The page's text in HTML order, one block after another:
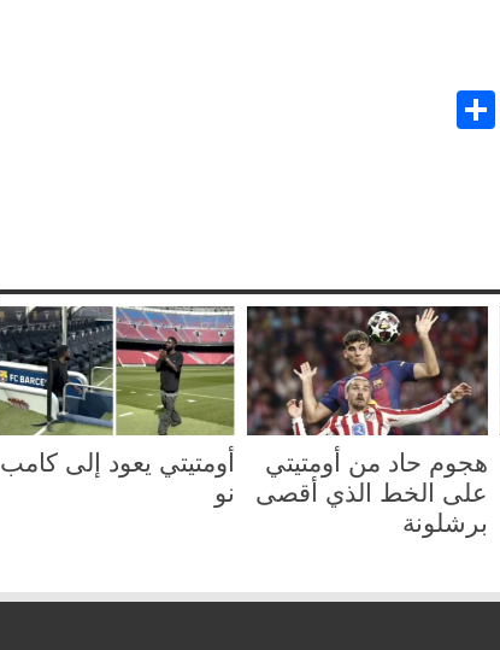
Reddit
هجوم حاد من أومتيتي
على الخط الذي أقصى
برشلونة
أومتيتي يعود إلى كامب
نو